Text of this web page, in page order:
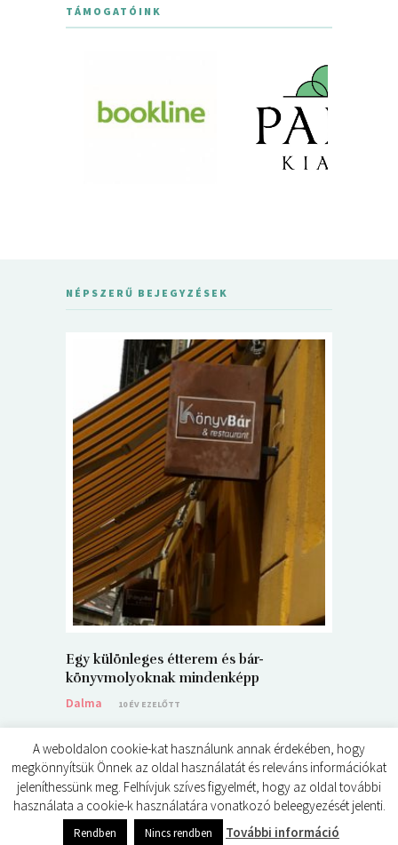
TÁMOGATÓINK
NÉPSZERŰ BEJEGYZÉSEK
Egy különleges étterem és bár-
könyvmolyoknak mindenképp
Dalma
10 ÉV EZELŐTT
© ÉDES KIS KÖNYVKRITIKÁK 2024
A weboldalon cookie-kat használunk annak érdekében, hogy
megkönnyítsük Önnek az oldal használatát és releváns információkat
jeleníthessünk meg. Felhívjuk szíves figyelmét, hogy az oldal további
használata a cookie-k használatára vonatkozó beleegyezését jelenti.
Rendben Nincs rendben További információ